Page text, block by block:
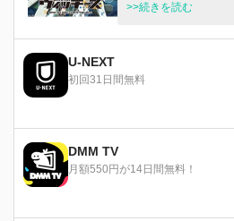
ッチーズの活躍で戦
も出撃命令が下され
>>続きを読む
U-NEXT
初回31日間無料
DMM TV
月額550円が14日間無料！